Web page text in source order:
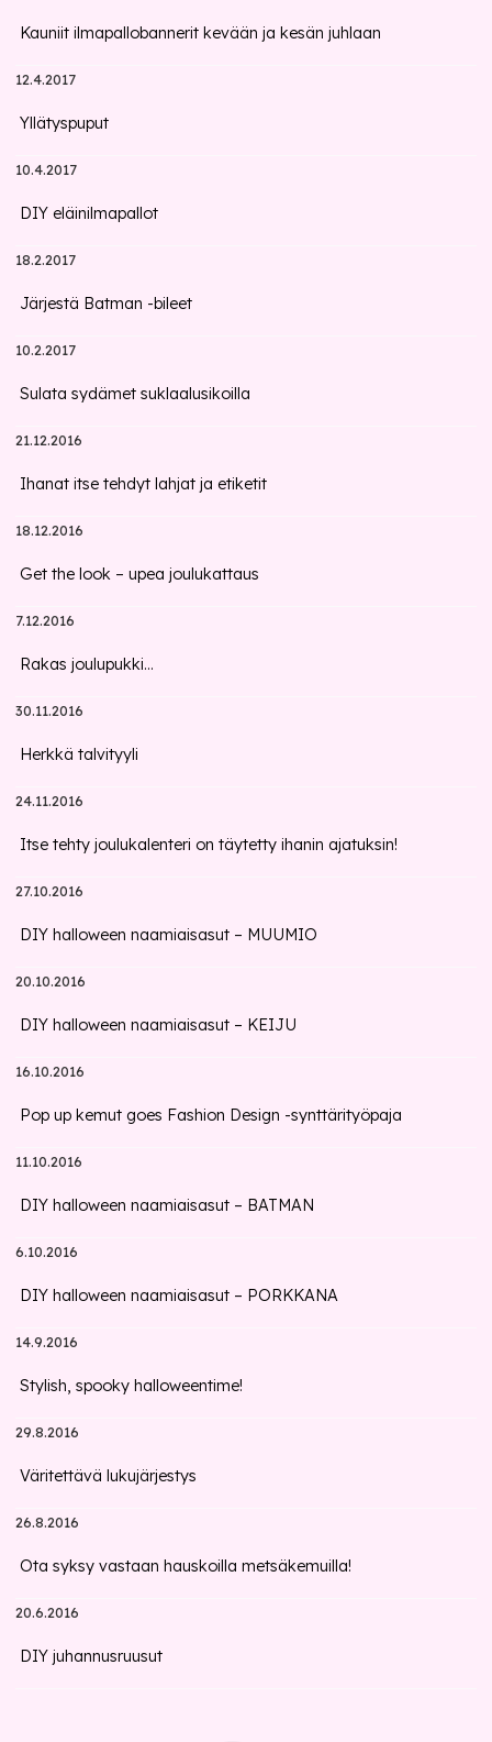
Kauniit ilmapallobannerit kevään ja kesän juhlaan
12.4.2017
Yllätyspuput
10.4.2017
DIY eläinilmapallot
18.2.2017
Järjestä Batman -bileet
10.2.2017
Sulata sydämet suklaalusikoilla
21.12.2016
Ihanat itse tehdyt lahjat ja etiketit
18.12.2016
Get the look – upea joulukattaus
7.12.2016
Rakas joulupukki...
30.11.2016
Herkkä talvityyli
24.11.2016
Itse tehty joulukalenteri on täytetty ihanin ajatuksin!
27.10.2016
DIY halloween naamiaisasut – MUUMIO
20.10.2016
DIY halloween naamiaisasut – KEIJU
16.10.2016
Pop up kemut goes Fashion Design -synttärityöpaja
11.10.2016
DIY halloween naamiaisasut – BATMAN
6.10.2016
DIY halloween naamiaisasut – PORKKANA
14.9.2016
Stylish, spooky halloweentime!
29.8.2016
Väritettävä lukujärjestys
26.8.2016
Ota syksy vastaan hauskoilla metsäkemuilla!
20.6.2016
DIY juhannusruusut